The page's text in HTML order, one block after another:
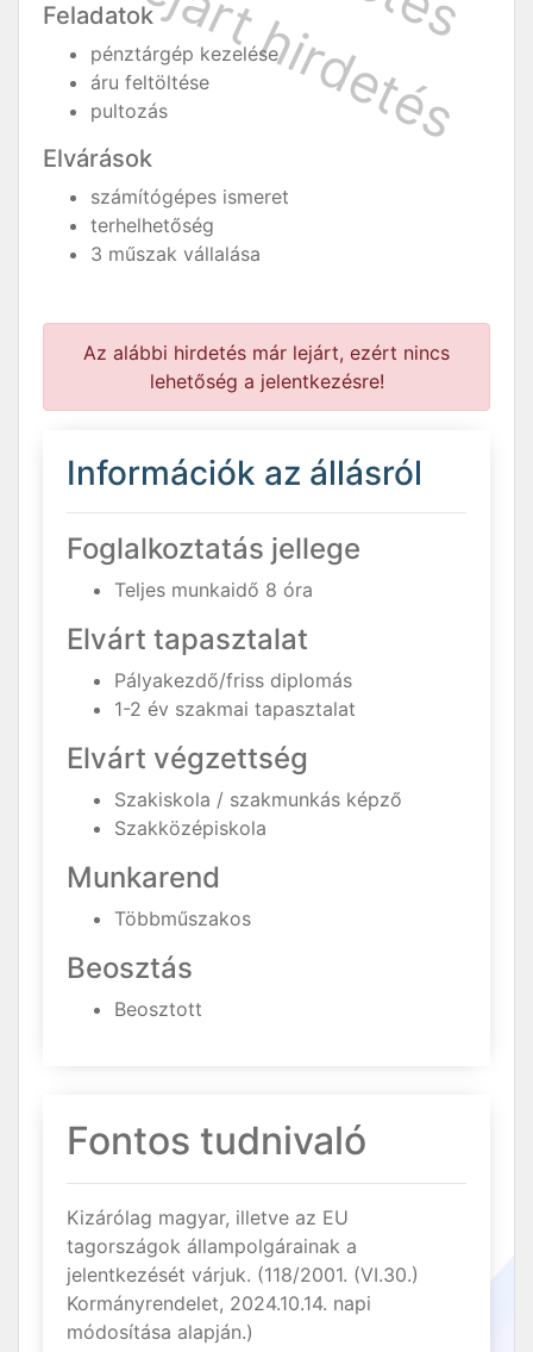
Feladatok
pénztárgép kezelése
áru feltöltése
pultozás
Elvárások
számítógépes ismeret
terhelhetőség
3 műszak vállalása
Az alábbi hirdetés már lejárt, ezért nincs
lehetőség a jelentkezésre!
Információk az állásról
Foglalkoztatás jellege
Teljes munkaidő 8 óra
Elvárt tapasztalat
Pályakezdő/friss diplomás
1-2 év szakmai tapasztalat
Elvárt végzettség
Szakiskola / szakmunkás képző
Szakközépiskola
Munkarend
Többműszakos
Beosztás
Beosztott
Fontos tudnivaló
Kizárólag magyar, illetve az EU
tagországok állampolgárainak a
jelentkezését várjuk. (118/2001. (VI.30.)
Kormányrendelet, 2024.10.14. napi
módosítása alapján.)